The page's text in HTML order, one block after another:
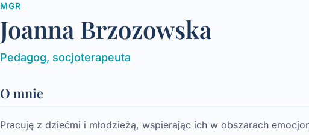
MGR
Joanna Brzozowska
Pedagog, socjoterapeuta
O mnie
Pracuję z dziećmi i młodzieżą, wspierając ich w obszarach